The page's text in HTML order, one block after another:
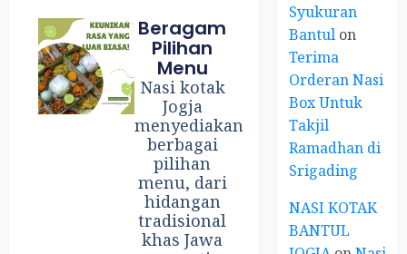
Beragam
Pilihan
Menu
Nasi kotak
Jogja
menyediakan
berbagai
pilihan
menu, dari
hidangan
tradisional
khas Jawa
Syukuran
Bantul on
Terima
Orderan Nasi
Box Untuk
Takjil
Ramadhan di
Srigading
NASI KOTAK
BANTUL